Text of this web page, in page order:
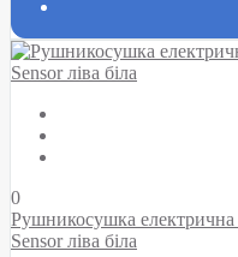
0
Рушникосушка
Sensor ліва біла